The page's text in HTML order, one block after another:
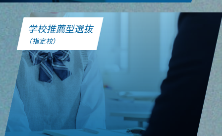
学校推薦型選抜
（指定校）